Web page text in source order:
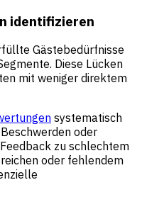
identifizieren
Gästebedürfnisse
Diese Lücken
mit weniger direktem
systematisch
oder
zu schlechtem
oder fehlendem